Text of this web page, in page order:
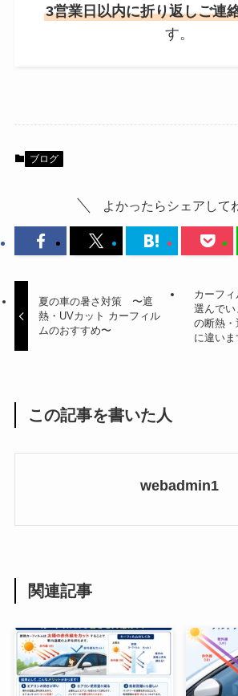
3営業日以内に折り返しご連
す。
ブログ
よかったらシェアして
夏の車の暑さ対策 〜遮
熱・UVカット カーフィル
ムのおすすめ〜
カーフ
選んで
の断熱・
に違いま
この記事を書いた人
webadmin1
関連記事